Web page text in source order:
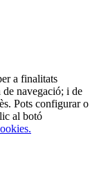
a finalitats
navegació; i de
Pots configurar o
al botó